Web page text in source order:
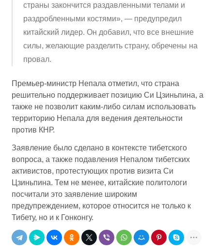
страны закончится раздавленными телами и
раздробленными костями», — предупредил
китайский лидер. Он добавил, что все внешние
силы, желающие разделить страну, обречены на
провал.
Премьер-министр Непала отметил, что страна
решительно поддерживает позицию Си Цзиньпина, а
также не позволит каким-либо силам использовать
территорию Непала для ведения деятельности
против КНР.
Заявление было сделано в контексте тибетского
вопроса, а также подавления Непалом тибетских
активистов, протестующих против визита Си
Цзиньпина. Тем не менее, китайские политологи
посчитали это заявление широким
предупреждением, которое относится не только к
Тибету, но и к Гонконгу.